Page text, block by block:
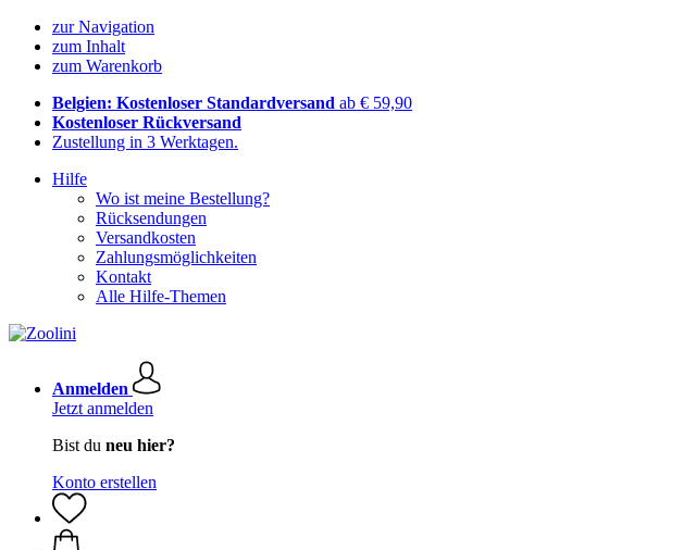
zur Navigation
zum Inhalt
zum Warenkorb
Belgien: Kostenloser Standardversand ab € 59,90
Kostenloser Rückversand
Zustellung in 3 Werktagen.
Hilfe
Wo ist meine Bestellung?
Rücksendungen
Versandkosten
Zahlungsmöglichkeiten
Kontakt
Alle Hilfe-Themen
Anmelden
Jetzt anmelden
Bist du neu hier?
Konto erstellen